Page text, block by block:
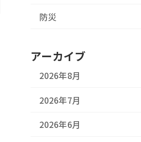
防災
アーカイブ
2026年8月
2026年7月
2026年6月